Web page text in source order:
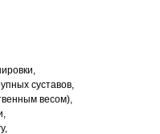
суставов,
весом),